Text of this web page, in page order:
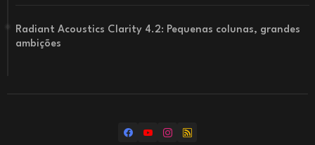
Radiant Acoustics Clarity 4.2: Pequenas colunas, grandes
ambições